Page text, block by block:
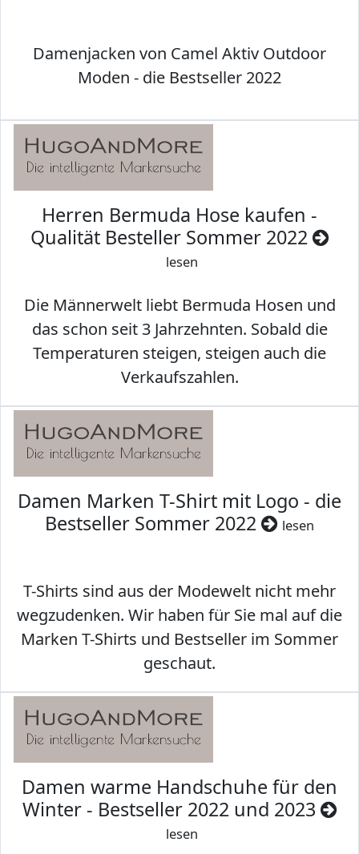
Damenjacken von Camel Aktiv Outdoor
Moden - die Bestseller 2022
Herren Bermuda Hose kaufen -
Qualität Besteller Sommer 2022
lesen
Die Männerwelt liebt Bermuda Hosen und
das schon seit 3 Jahrzehnten. Sobald die
Temperaturen steigen, steigen auch die
Verkaufszahlen.
Damen Marken T-Shirt mit Logo - die
Bestseller Sommer 2022
lesen
T-Shirts sind aus der Modewelt nicht mehr
wegzudenken. Wir haben für Sie mal auf die
Marken T-Shirts und Bestseller im Sommer
geschaut.
Damen warme Handschuhe für den
Winter - Bestseller 2022 und 2023
lesen